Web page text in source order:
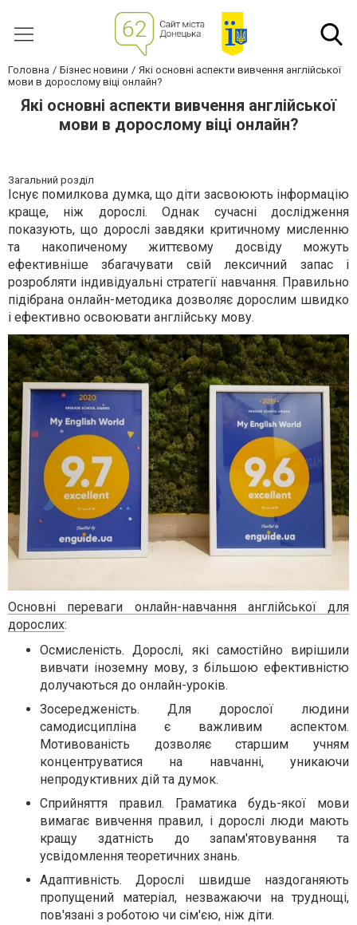
Головна Бізнес новини
Які основні аспекти вивчення англійської
мови в дорослому віці онлайн?
Які основні аспекти вивчення англійської
мови в дорослому віці онлайн?
Загальний розділ
Існує помилкова думка, що діти засвоюють інформацію
краще, ніж дорослі. Однак сучасні дослідження
показують, що дорослі завдяки критичному мисленню
та накопиченому життєвому досвіду можуть
ефективніше збагачувати свій лексичний запас і
розробляти індивідуальні стратегії навчання. Правильно
підібрана онлайн-методика дозволяє дорослим швидко
і ефективно освоювати англійську мову.
Основні переваги онлайн-навчання англійської для
дорослих:
Осмисленість. Дорослі, які самостійно вирішили
вивчати іноземну мову, з більшою ефективністю
долучаються до онлайн-уроків.
Зосередженість. Для дорослої людини
самодисципліна є важливим аспектом.
Мотивованість дозволяє старшим учням
концентруватися на навчанні, уникаючи
непродуктивних дій та думок.
Сприйняття правил. Граматика будь-якої мови
вимагає вивчення правил, і дорослі люди мають
кращу здатність до запам'ятовування та
усвідомлення теоретичних знань.
Адаптивність. Дорослі швидше наздоганяють
пропущений матеріал, незважаючи на труднощі,
пов'язані з роботою чи сім'єю, ніж діти.